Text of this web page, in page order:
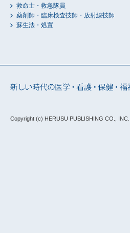
救命士・救急隊員
薬剤師・臨床検査技師・放射線技師
蘇生法・処置
Copyright (c) HERUSU PUBLISHING CO., INC.